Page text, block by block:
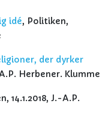
idé, Politiken,
der dyrker
Herbener. Klumme
14.1.2018, J.-A.P.